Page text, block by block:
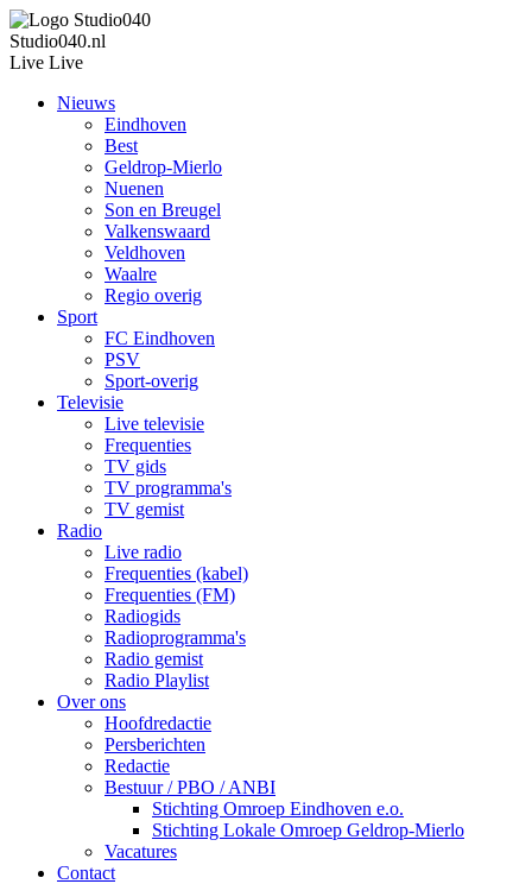
Studio040.nl
Live Live
Nieuws
Eindhoven
Best
Geldrop-Mierlo
Nuenen
Son en Breugel
Valkenswaard
Veldhoven
Waalre
Regio overig
Sport
FC Eindhoven
PSV
Sport-overig
Televisie
Live televisie
Frequenties
TV gids
TV programma's
TV gemist
Radio
Live radio
Frequenties (kabel)
Frequenties (FM)
Radiogids
Radioprogramma's
Radio gemist
Radio Playlist
Over ons
Hoofdredactie
Persberichten
Redactie
Bestuur / PBO / ANBI
Stichting Omroep Eindhoven e.o.
Stichting Lokale Omroep Geldrop-Mierlo
Vacatures
Contact